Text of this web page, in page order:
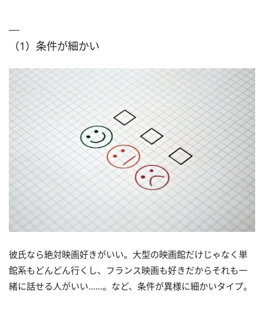
（1）条件が細かい
彼氏なら絶対映画好きがいい。大型の映画館だけじゃなく単
館系もどんどん行くし、フランス映画も好きだからそれも一
緒に話せる人がいい……。など、条件が異様に細かいタイプ。